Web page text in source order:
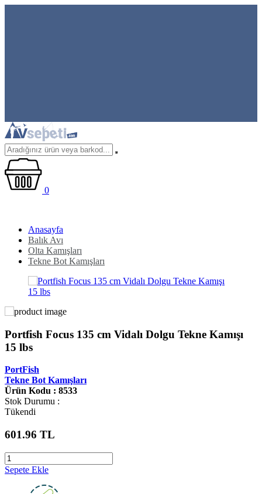
0
Anasayfa
Balık Avı
Olta Kamışları
Tekne Bot Kamışları
Portfish Focus 135 cm Vidalı Dolgu Tekne Kamışı
15 lbs
PortFish
Tekne Bot Kamışları
Ürün Kodu : 8533
Stok Durumu :
Tükendi
601.96 TL
Sepete Ekle